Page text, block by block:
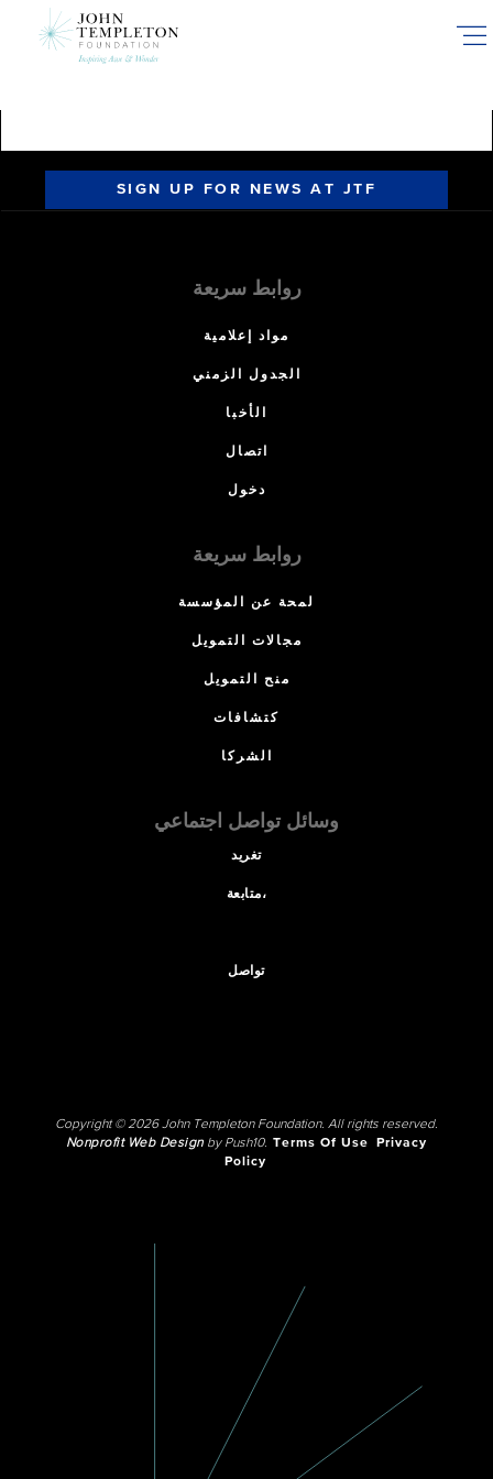
SIGN UP FOR NEWS AT JTF
روابط سريعة
مواد إعلامية
الجدول الزمني
الأخبا
اتصال
دخول
روابط سريعة
لمحة عن المؤسسة
مجالات التمويل
منح التمويل
كتشافات
الشركا
وسائل تواصل اجتماعي
تغريد
متابعة،
تواصل
Copyright © 2026 John Templeton Foundation. All rights reserved.
Nonprofit Web Designby Push10. Terms Of Use
Privacy
Policy